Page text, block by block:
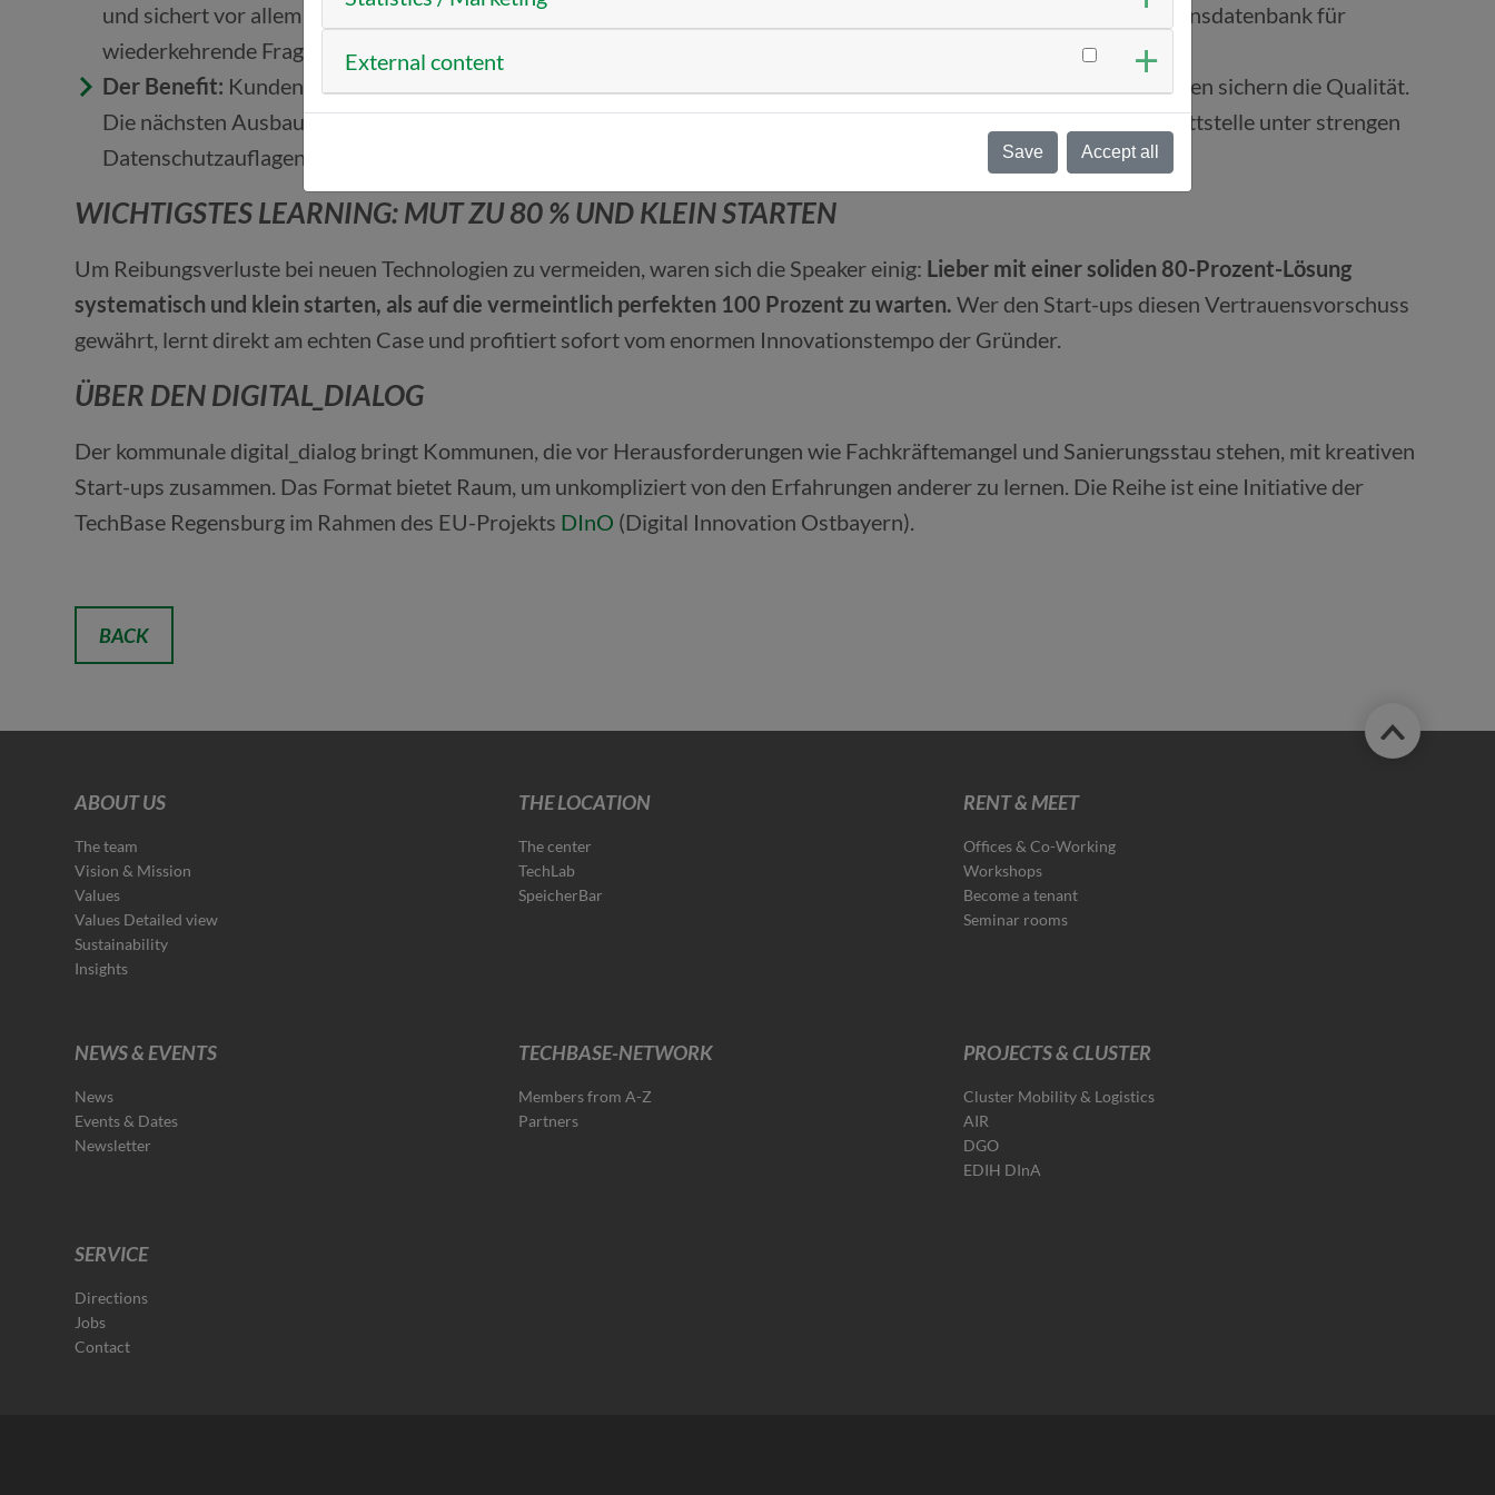
und sichert vor allem die Randzeiten ab 17:00 Uhr ab. Basis hierfür ist eine im Vorfeld detailliert aufgebaute Wissensdatenbank für
wiederkehrende Fragen und ein strukturierter Störungsleitfaden.
Der Benefit: Kunden erhalten sofort Hilfe, das Support-Team wird massiv entlastet und wöchentliche Abstimmungen sichern die Qualität.
Die nächsten Ausbaustufen sind schon in Planung: Ein Analytics-Agent zur Datenauswertung und eine CRM-Schnittstelle unter strengen
Datenschutzauflagen.
WICHTIGSTES LEARNING: MUT ZU 80 % UND KLEIN STARTEN
Um Reibungsverluste bei neuen Technologien zu vermeiden, waren sich die Speaker einig: Lieber mit einer soliden 80-Prozent-Lösung
systematisch und klein starten, als auf die vermeintlich perfekten 100 Prozent zu warten. Wer den Start-ups diesen Vertrauensvorschuss
gewährt, lernt direkt am echten Case und profitiert sofort vom enormen Innovationstempo der Gründer.
ÜBER DEN DIGITAL_DIALOG
Der kommunale digital_dialog bringt Kommunen, die vor Herausforderungen wie Fachkräftemangel und Sanierungsstau stehen, mit kreativen
Start-ups zusammen. Das Format bietet Raum, um unkompliziert von den Erfahrungen anderer zu lernen. Die Reihe ist eine Initiative der
TechBase Regensburg im Rahmen des EU-Projekts DInO (Digital Innovation Ostbayern).
BACK
ABOUT US
The team
Vision & Mission
Values
Values Detailed view
Sustainability
Insights
THE LOCATION
The center
TechLab
SpeicherBar
RENT & MEET
Offices & Co-Working
Workshops
Become a tenant
Seminar rooms
NEWS & EVENTS
News
Events & Dates
Newsletter
TECHBASE-NETWORK
Members from A-Z
Partners
PROJECTS & CLUSTER
Cluster Mobility & Logistics
AIR
DGO
EDIH DInA
SERVICE
Directions
Jobs
Contact
External content
Save Accept all